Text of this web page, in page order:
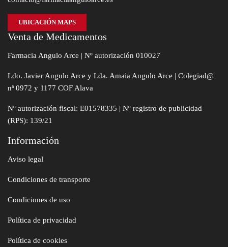
UBICACIÓN MAPS
Venta de Medicamentos
Farmacia Angulo Arce | Nº autorización 010027
Ldo. Javier Angulo Arce y Lda. Amaia Angulo Arce | Colegiad@
nª 0972 y 1177 COF Alava
Nº autorización fiscal: E01578335 | Nº registro de publicidad
(RPS): 139/21
Información
Aviso legal
Condiciones de transporte
Condiciones de uso
Política de privacidad
Política de cookies